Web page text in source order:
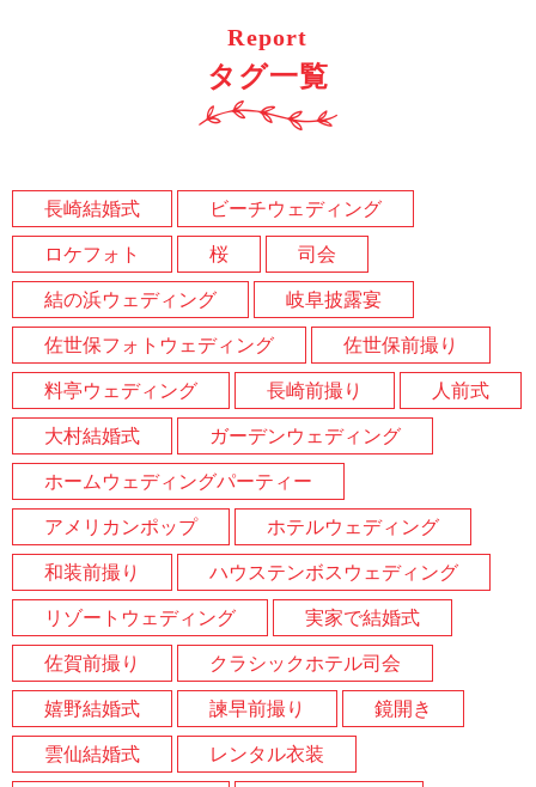
Report
タグ一覧
長崎結婚式
ビーチウェディング
ロケフォト
桜
司会
結の浜ウェディング
岐阜披露宴
佐世保フォトウェディング
佐世保前撮り
料亭ウェディング
長崎前撮り
人前式
大村結婚式
ガーデンウェディング
ホームウェディングパーティー
アメリカンポップ
ホテルウェディング
和装前撮り
ハウステンボスウェディング
リゾートウェディング
実家で結婚式
佐賀前撮り
クラシックホテル司会
嬉野結婚式
諫早前撮り
鏡開き
雲仙結婚式
レンタル衣装